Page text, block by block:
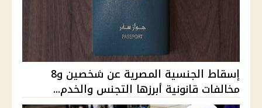
إسقاط الجنسية المصرية عن شخصين و8
مخالفات قانونية أبرزها التجنس والخدم...